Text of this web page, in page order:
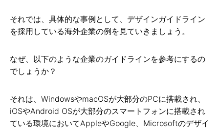
それでは、具体的な事例として、デザインガイドライン
を採用している海外企業の例を見ていきましょう。
なぜ、以下のような企業のガイドラインを参考にするの
でしょうか？
それは、WindowsやmacOSが大部分のPCに搭載され、
iOSやAndroid OSが大部分のスマートフォンに搭載され
ている環境においてAppleやGoogle、Microsoftのデザイ